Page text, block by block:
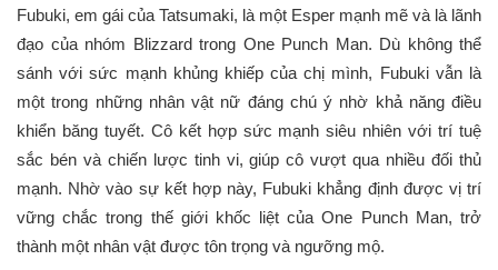
Fubuki, em gái của Tatsumaki, là một Esper mạnh mẽ và là lãnh
đạo của nhóm Blizzard trong One Punch Man. Dù không thể
sánh với sức mạnh khủng khiếp của chị mình, Fubuki vẫn là
một trong những nhân vật nữ đáng chú ý nhờ khả năng điều
khiển băng tuyết. Cô kết hợp sức mạnh siêu nhiên với trí tuệ
sắc bén và chiến lược tinh vi, giúp cô vượt qua nhiều đối thủ
mạnh. Nhờ vào sự kết hợp này, Fubuki khẳng định được vị trí
vững chắc trong thế giới khốc liệt của One Punch Man, trở
thành một nhân vật được tôn trọng và ngưỡng mộ.